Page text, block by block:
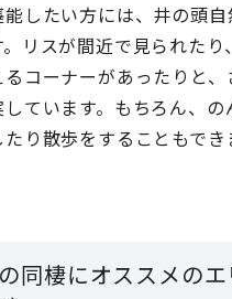
能したい方には、井の頭
リスが間近で見られたり
るコーナーがあったりと
しています。もちろん、の
り散歩をすることもでき
同棲にオススメの